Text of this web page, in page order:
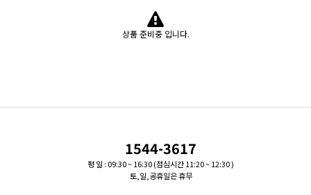
상품 준비중 입니다.
1544-3617
평 일 : 09:30 ~ 16:30 (점심시간 11:20 ~ 12:30 )
토,일,공휴일은 휴무